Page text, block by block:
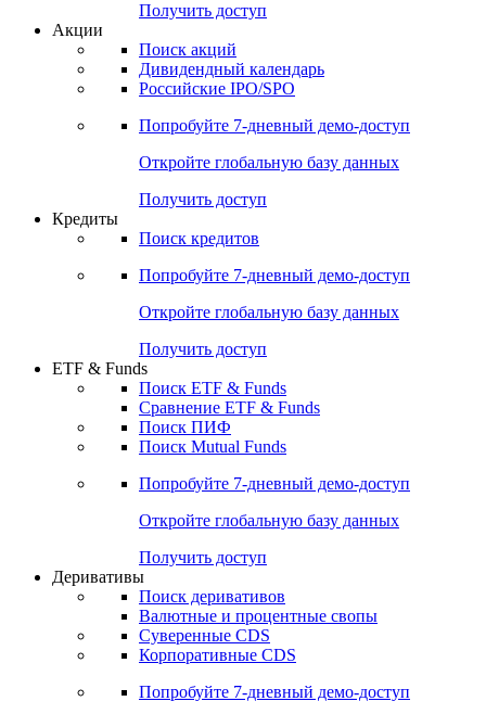
Получить доступ
Акции
Поиск акций
Дивидендный календарь
Российские IPO/SPO
Попробуйте 7-дневный демо-доступ
Откройте глобальную базу данных
Получить доступ
Кредиты
Поиск кредитов
Попробуйте 7-дневный демо-доступ
Откройте глобальную базу данных
Получить доступ
ETF & Funds
Поиск ETF & Funds
Сравнение ETF & Funds
Поиск ПИФ
Поиск Mutual Funds
Попробуйте 7-дневный демо-доступ
Откройте глобальную базу данных
Получить доступ
Деривативы
Поиск деривативов
Валютные и процентные свопы
Суверенные CDS
Корпоративные CDS
Попробуйте 7-дневный демо-доступ